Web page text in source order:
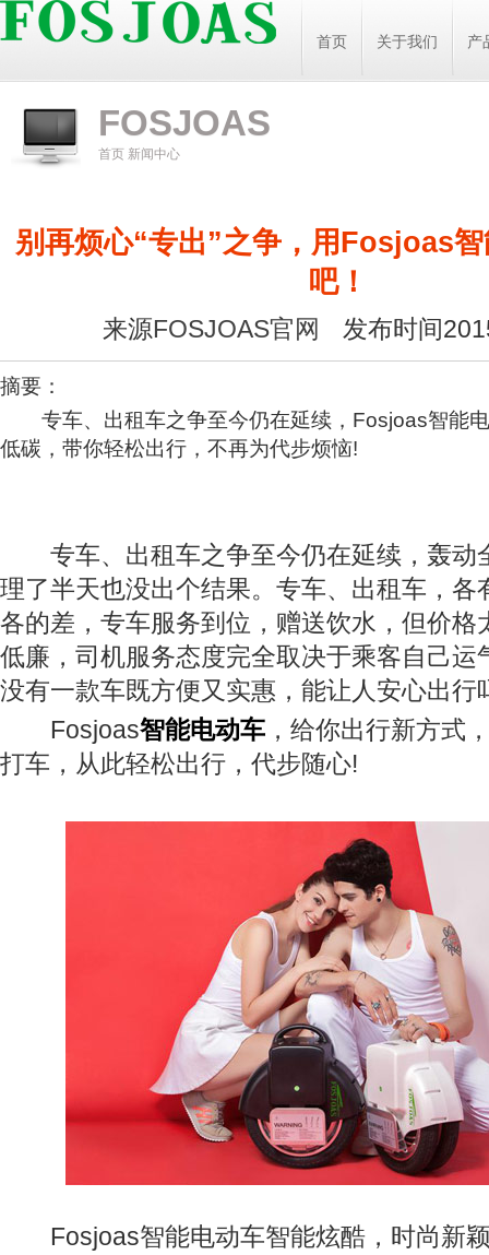
首页 关于我们 产
FOSJOAS
首页 新闻中心
别再烦心“专出”之争，用Fosjoas
吧！
来源FOSJOAS官网 发布时间
摘要：
专车、出租车之争至今仍在延续，Fosjoas智能电
低碳，带你轻松出行，不再为代步烦恼!
专车、出租车之争至今仍在延续，轰动
理了半天也没出个结果。专车、出租车，各
各的差，专车服务到位，赠送饮水，但价格
低廉，司机服务态度完全取决于乘客自己运
没有一款车既方便又实惠，能让人安心出行
Fosjoas智能电动车 ，给你出行新方式
打车，从此轻松出行，代步随心!
Fosjoas智能电动车智能炫酷，时尚新